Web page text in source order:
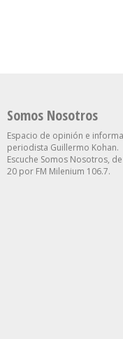
Somos Nosotros
Espacio de opinión e
periodista Guillermo Kohan.
Escuche Somos Nosotros,
20 por FM Milenium 106.7.